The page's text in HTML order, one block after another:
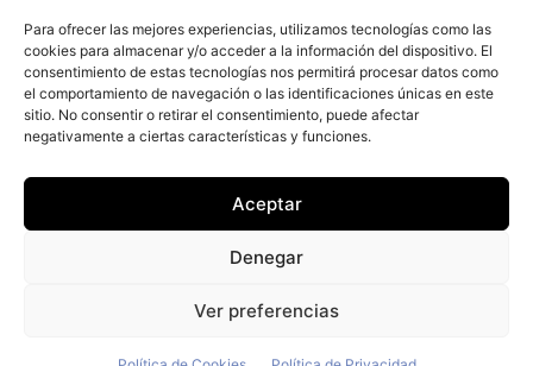
Para ofrecer las mejores experiencias, utilizamos tecnologías como las
cookies para almacenar y/o acceder a la información del dispositivo. El
consentimiento de estas tecnologías nos permitirá procesar datos como
el comportamiento de navegación o las identificaciones únicas en este
sitio. No consentir o retirar el consentimiento, puede afectar
negativamente a ciertas características y funciones.
Aceptar
Denegar
Ver preferencias
+ Contenido en redes sociales
automóviles - C/ Fernández de la Hoz 70, 1ºB - 28003 - Madrid
fleetpeople@fleetpeople.es